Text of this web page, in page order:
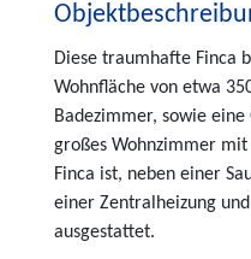
Diese traumhafte Finca
Wohnfläche von etwa
Badezimmer, sowie
großes Wohnzimmer
Finca ist, neben einer
einer Zentralheizung
ausgestattet.